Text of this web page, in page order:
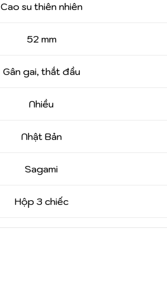
Cao su thiên nhiên
52 mm
Gân gai, thắt đầu
Nhiều
Nhật Bản
Sagami
Hộp 3 chiếc